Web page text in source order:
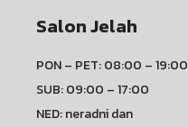
Salon Jelah
PON – PET: 08:00 – 19:00
SUB: 09:00 – 17:00
NED: neradni dan